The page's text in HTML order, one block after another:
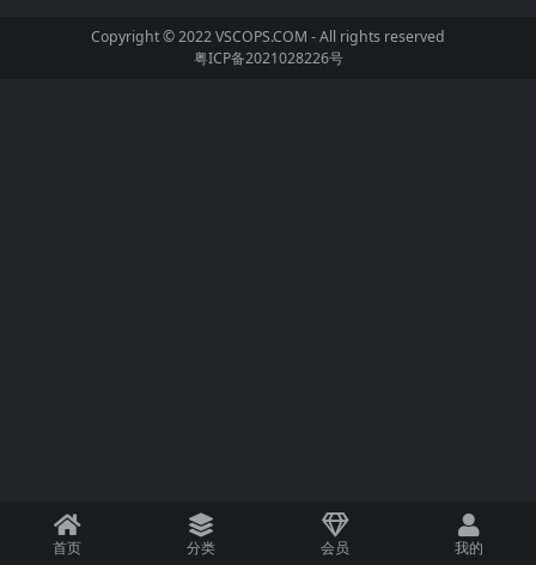
Copyright © 2022VSCOPS.COM - All rights reserved
粤ICP备2021028226号
首页 分类 会员 我的